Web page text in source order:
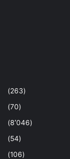
(263)
(70)
(8٬046)
(54)
(106)